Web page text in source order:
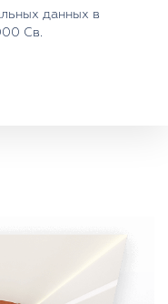
данных в
Св.